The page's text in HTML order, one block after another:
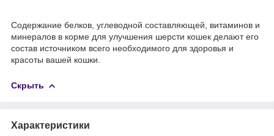
Содержание белков, углеводной составляющей, витаминов и
минералов в корме для улучшения шерсти кошек делают его
состав источником всего необходимого для здоровья и
красоты вашей кошки.
Скрыть
Характеристики